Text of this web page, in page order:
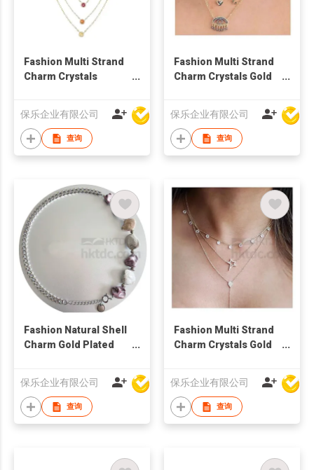
Fashion Multi Strand
Charm Crystals
保乐企业有限公司
查询
Fashion Multi Strand
Charm Crystals Gold
保乐企业有限公司
查询
Fashion Natural Shell
Charm Gold Plated
保乐企业有限公司
查询
Fashion Multi Strand
Charm Crystals Gold
保乐企业有限公司
查询